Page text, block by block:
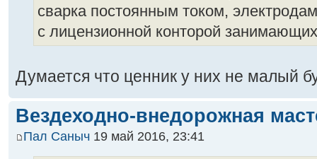
сварка постоянным током,
с лицензионной конторой
Думается что ценник у них не малый
Вездеходно-внедорожная
Пал Саныч 19 май 2016, 23:41